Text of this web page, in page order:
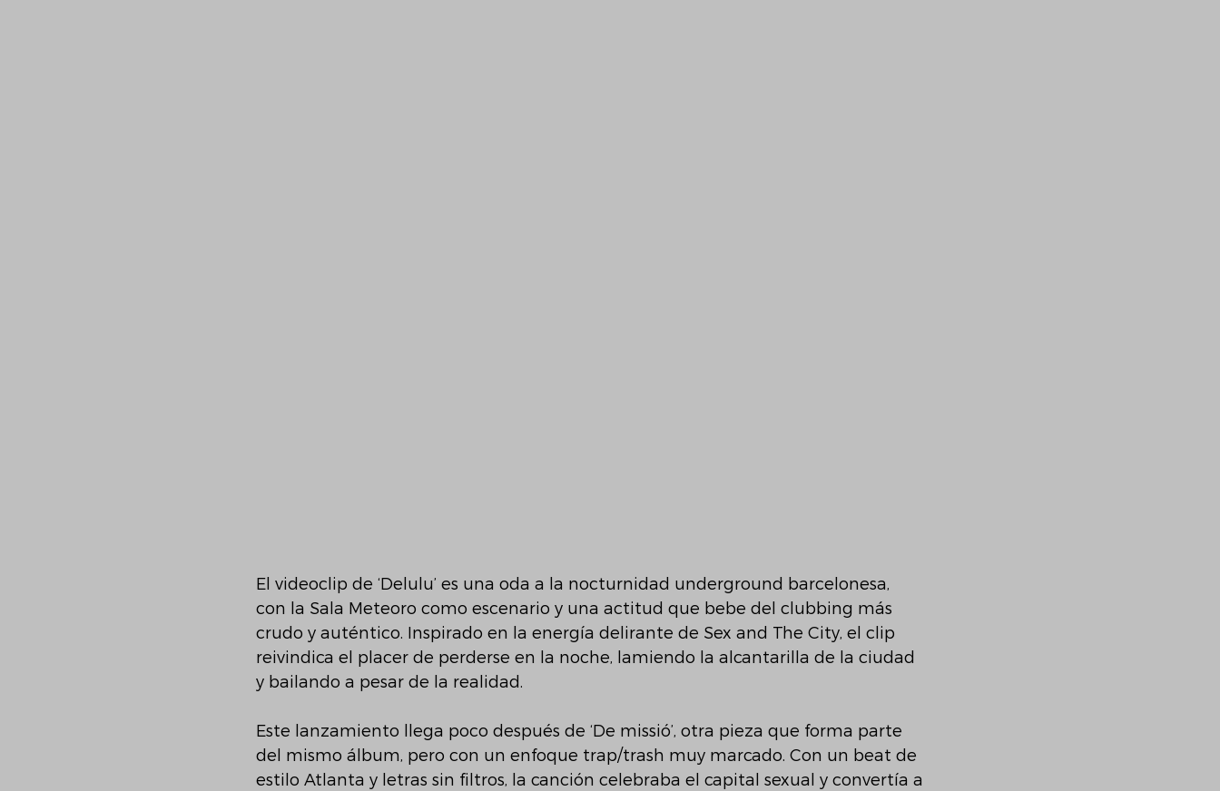
El videoclip de ‘Delulu’ es una oda a la nocturnidad underground barcelonesa,
con la Sala Meteoro como escenario y una actitud que bebe del clubbing más
crudo y auténtico. Inspirado en la energía delirante de Sex and The City, el clip
reivindica el placer de perderse en la noche, lamiendo la alcantarilla de la ciudad
y bailando a pesar de la realidad.
Este lanzamiento llega poco después de ‘De missió’, otra pieza que forma parte
del mismo álbum, pero con un enfoque trap/trash muy marcado. Con un beat de
estilo Atlanta y letras sin filtros, la canción celebraba el capital sexual y convertía a